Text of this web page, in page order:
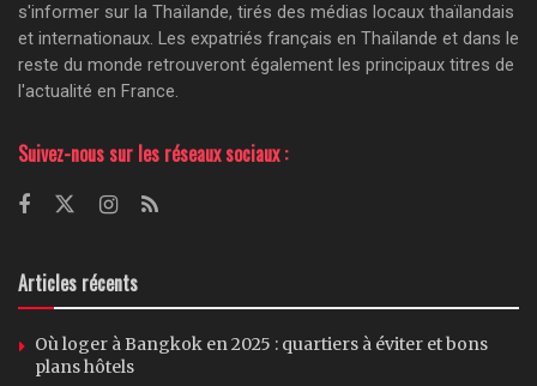
s'informer sur la Thaïlande, tirés des médias locaux thaïlandais
et internationaux. Les expatriés français en Thaïlande et dans le
reste du monde retrouveront également les principaux titres de
l'actualité en France.
Suivez-nous sur les réseaux sociaux :
Articles récents
Où loger à Bangkok en 2025 : quartiers à éviter et bons
plans hôtels